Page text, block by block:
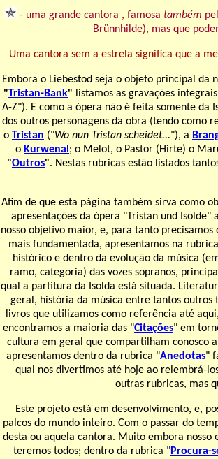
- uma grande cantora , famosa também
Brünnhilde), mas que
Uma cantora sem a estrela significa que a
Embora o Liebestod seja o objeto principal da
"Tristan-Bank" listamos as gravações
A-Z"). E como a ópera não é feita somente da
dos outros personagens da obra (tendo
o Tristan ("Wo nun Tristan scheidet..."), a
o Kurwenal ; o Melot, o Pastor (Hirte) o
"Outros". Nestas rubricas estão listados
Afim de que esta página também sirva como
apresentações da ópera "Tristan und
nosso objetivo maior, e, para tanto
mais fundamentada, apresentamos na
histórico e dentro da evolução da música
ramo, categoria) das vozes sopranos,
qual a partitura da Isolda está situada.
geral, história da música entre tantos
livros que utilizamos como referência até
encontramos a maioria das "Citações" em
cultura em geral que compartilham conosco
apresentamos dentro da rubrica "Anedotas"
qual nos divertimos até hoje ao relembrá-
outras rubricas, mas
Este projeto está em desenvolvimento, e,
palcos do mundo inteiro. Com o passar do
desta ou aquela cantora. Muito embora nosso
teremos todos; dentro da rubrica "Procura-